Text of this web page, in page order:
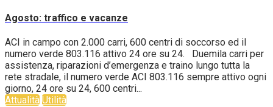
Agosto: traffico e vacanze
ACI in campo con 2.000 carri, 600 centri di soccorso ed il
numero verde 803.116 attivo 24 ore su 24. Duemila carri per
assistenza, riparazioni d’emergenza e traino lungo tutta la
rete stradale, il numero verde ACI 803.116 sempre attivo ogni
giorno, 24 ore su 24, 600 centri...
Attualità Utilità